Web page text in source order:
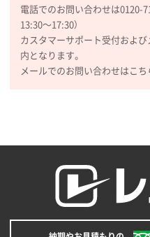
電話でのお問い合わせは0120-
13:30〜17:30）
カスタマーサポート受付およ
内となります。
メールでのお問い合わせはこち